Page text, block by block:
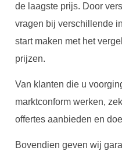
de laagste prijs. Door
vragen bij verschillende
start maken met het
prijzen.
Van klanten die u
marktconform werken,
offertes aanbieden en
Bovendien geven wij